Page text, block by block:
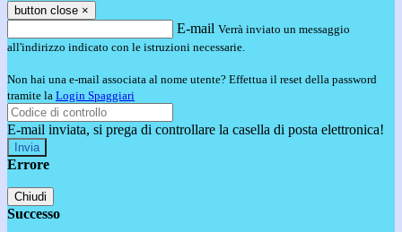
button close ×
E-mail Verrà inviato un messaggio
all'indirizzo indicato con le istruzioni necessarie.
Non hai una e-mail associata al nome utente? Effettua il reset della password
tramite la Login Spaggiari
E-mail inviata, si prega di controllare la casella di posta elettronica!
Errore
Chiudi
Successo